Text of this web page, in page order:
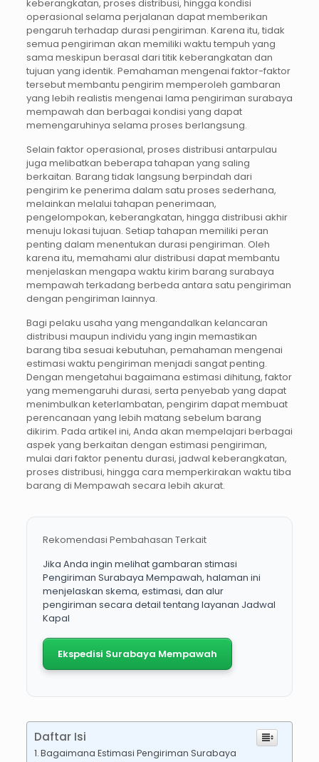
keberangkatan, proses distribusi, hingga kondisi
operasional selama perjalanan dapat memberikan
pengaruh terhadap durasi pengiriman. Karena itu, tidak
semua pengiriman akan memiliki waktu tempuh yang
sama meskipun berasal dari titik keberangkatan dan
tujuan yang identik. Pemahaman mengenai faktor-faktor
tersebut membantu pengirim memperoleh gambaran
yang lebih realistis mengenai lama pengiriman surabaya
mempawah dan berbagai kondisi yang dapat
memengaruhinya selama proses berlangsung.
Selain faktor operasional, proses distribusi antarpulau
juga melibatkan beberapa tahapan yang saling
berkaitan. Barang tidak langsung berpindah dari
pengirim ke penerima dalam satu proses sederhana,
melainkan melalui tahapan penerimaan,
pengelompokan, keberangkatan, hingga distribusi akhir
menuju lokasi tujuan. Setiap tahapan memiliki peran
penting dalam menentukan durasi pengiriman. Oleh
karena itu, memahami alur distribusi dapat membantu
menjelaskan mengapa waktu kirim barang surabaya
mempawah terkadang berbeda antara satu pengiriman
dengan pengiriman lainnya.
Bagi pelaku usaha yang mengandalkan kelancaran
distribusi maupun individu yang ingin memastikan
barang tiba sesuai kebutuhan, pemahaman mengenai
estimasi waktu pengiriman menjadi sangat penting.
Dengan mengetahui bagaimana estimasi dihitung, faktor
yang memengaruhi durasi, serta penyebab yang dapat
menimbulkan keterlambatan, pengirim dapat membuat
perencanaan yang lebih matang sebelum barang
dikirim. Pada artikel ini, Anda akan mempelajari berbagai
aspek yang berkaitan dengan estimasi pengiriman,
mulai dari faktor penentu durasi, jadwal keberangkatan,
proses distribusi, hingga cara memperkirakan waktu tiba
barang di Mempawah secara lebih akurat.
Rekomendasi Pembahasan Terkait
Jika Anda ingin melihat gambaran stimasi
Pengiriman Surabaya Mempawah, halaman ini
menjelaskan skema, estimasi, dan alur
pengiriman secara detail tentang layanan Jadwal
Kapal
Ekspedisi Surabaya Mempawah
Daftar Isi
Bagaimana Estimasi Pengiriman Surabaya